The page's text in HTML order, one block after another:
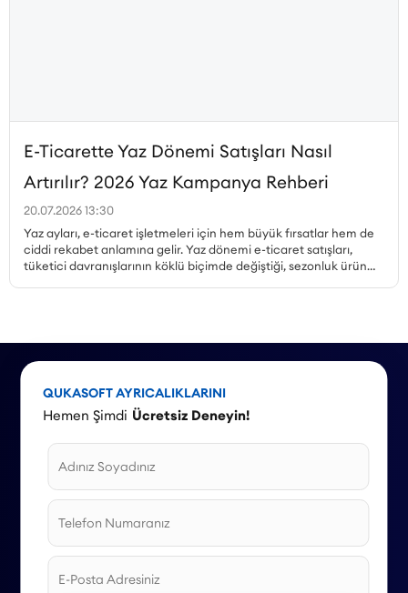
E-Ticarette Yaz Dönemi Satışları Nasıl
Artırılır? 2026 Yaz Kampanya Rehberi
20.07.2026 13:30
Yaz ayları, e-ticaret işletmeleri için hem büyük fırsatlar hem de
ciddi rekabet anlamına gelir. Yaz dönemi e-ticaret satışları,
tüketici davranışlarının köklü biçimde değiştiği, sezonluk ürün
Haziran, Temmuz ve Ağustos aylarına özel kampanya örnekleri
ve stratejilerle 2026 yaz sezonu için kapsamlı bir rehber
QUKASOFT AYRICALIKLARINI
Hemen Şimdi Ücretsiz Deneyin!